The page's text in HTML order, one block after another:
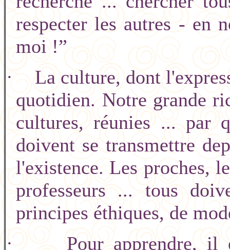
respecter les autres - en
moi !”
·
La culture, dont
quotidien. Notre grande
cultures, réunies ... par
doivent se transmettre
l'existence. Les proches,
professeurs ... tous
principes éthiques, de
·
Pour apprendre, il